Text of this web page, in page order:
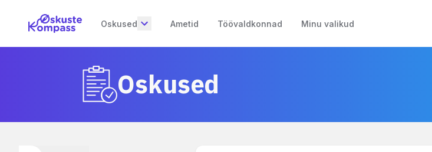
Oskused Ametid Töövaldkonnad Minu valikud
Oskused